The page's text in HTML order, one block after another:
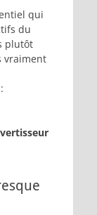
qui
du
plutôt
vraiment